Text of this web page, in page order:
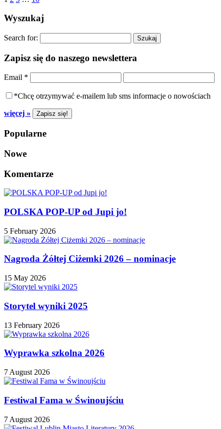
Wyszukaj
Search for:
Zapisz się do naszego newslettera
Email *
*Chcę otrzymywać e-mailem lub sms informacje o nowościach
więcej »
Popularne
Nowe
Komentarze
POLSKA POP-UP od Jupi jo!
5 February 2026
Nagroda Żółtej Ciżemki 2026 – nominacje
15 May 2026
Storytel wyniki 2025
13 February 2026
Wyprawka szkolna 2026
7 August 2026
Festiwal Fama w Świnoujściu
7 August 2026